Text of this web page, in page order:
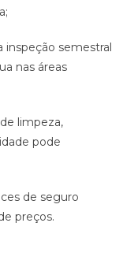
semestral
nas áreas
limpeza,
pode
de seguro
preços.